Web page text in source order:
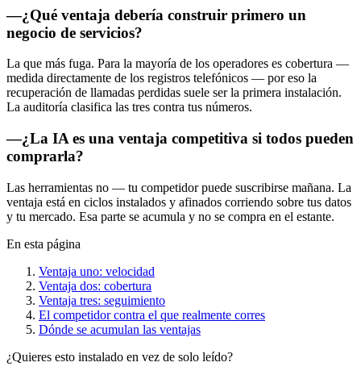
—¿Qué ventaja debería construir primero un
negocio de servicios?
La que más fuga. Para la mayoría de los operadores es cobertura —
medida directamente de los registros telefónicos — por eso la
recuperación de llamadas perdidas suele ser la primera instalación.
La auditoría clasifica las tres contra tus números.
—¿La IA es una ventaja competitiva si todos pueden
comprarla?
Las herramientas no — tu competidor puede suscribirse mañana. La
ventaja está en ciclos instalados y afinados corriendo sobre tus datos
y tu mercado. Esa parte se acumula y no se compra en el estante.
En esta página
Ventaja uno: velocidad
Ventaja dos: cobertura
Ventaja tres: seguimiento
El competidor contra el que realmente corres
Dónde se acumulan las ventajas
¿Quieres esto instalado en vez de solo leído?